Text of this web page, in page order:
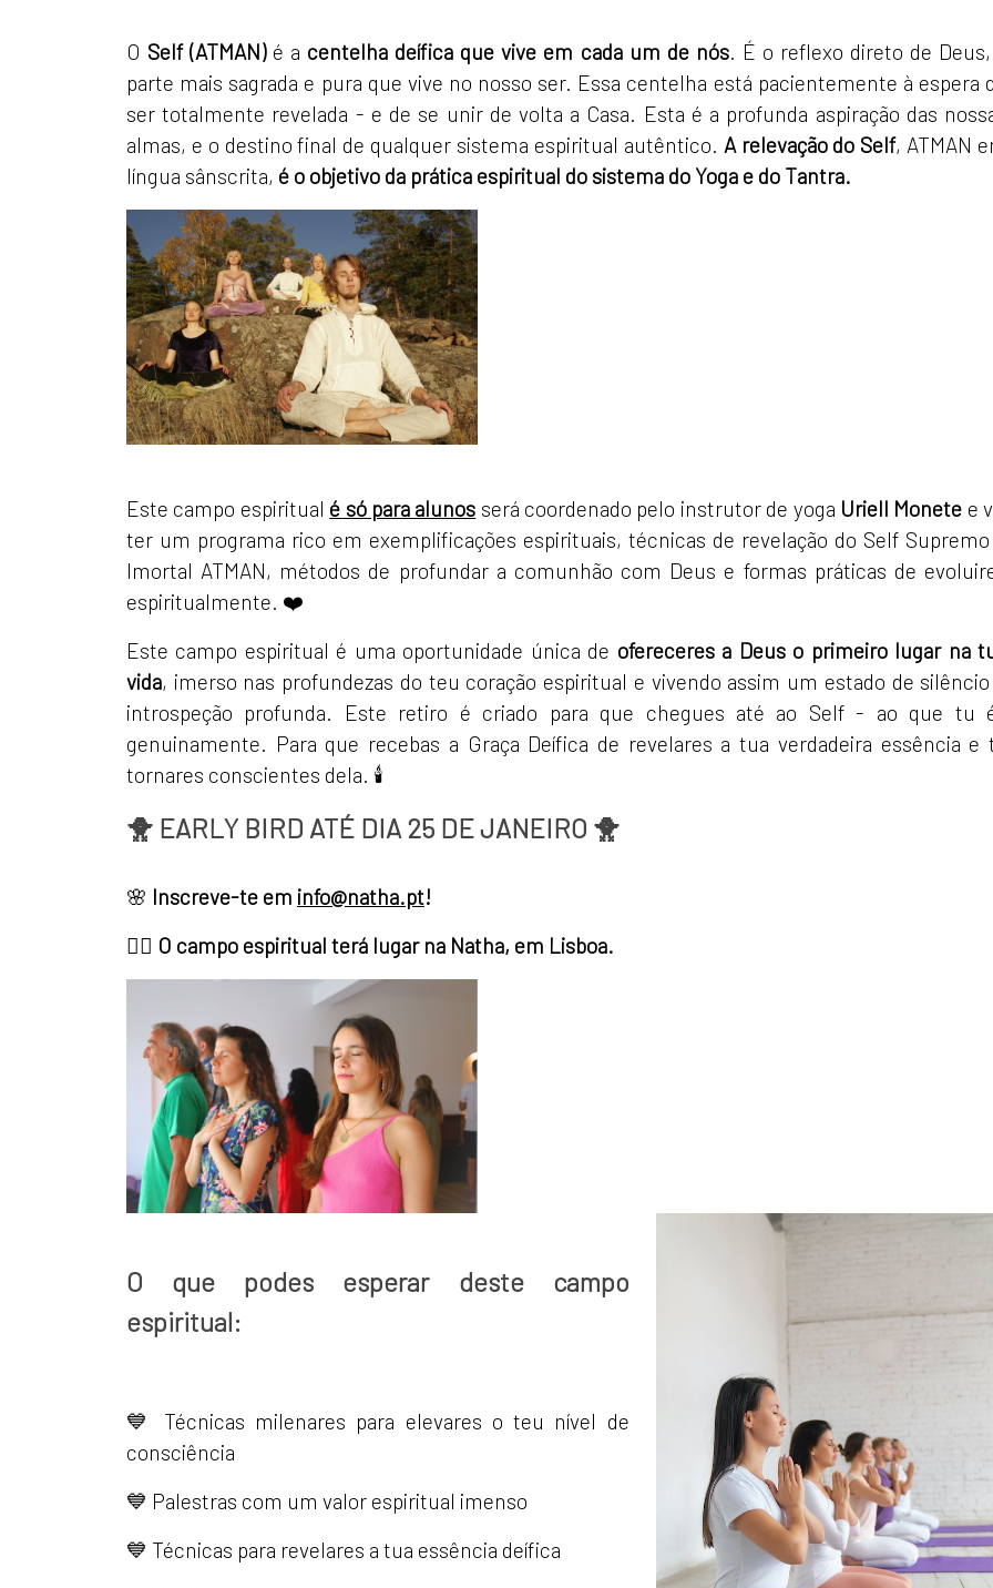
O Self (ATMAN) é a centelha deífica que vive em cada um de nós. É o reflexo direto de
parte mais sagrada e pura que vive no nosso ser. Essa centelha está pacientemente à espera
ser totalmente revelada - e de se unir de volta a Casa. Esta é a profunda aspiração das
almas, e o destino final de qualquer sistema espiritual autêntico. A relevação do Self, ATMAN
língua sânscrita, é o objetivo da prática espiritual do sistema do Yoga e do Tantra.
Este campo espiritual é só para alunos será coordenado pelo instrutor de yoga Uriell Monete e
ter um programa rico em exemplificações espirituais, técnicas de revelação do Self
Imortal ATMAN, métodos de profundar a comunhão com Deus e formas práticas de
espiritualmente. ❤️
Este campo espiritual é uma oportunidade única de ofereceres a Deus o primeiro lugar na
vida, imerso nas profundezas do teu coração espiritual e vivendo assim um estado de
introspeção profunda. Este retiro é criado para que chegues até ao Self - ao que tu
genuinamente. Para que recebas a Graça Deífica de revelares a tua verdadeira essência e
tornares conscientes dela. 🕯
🐥 EARLY BIRD ATÉ DIA 25 DE JANEIRO 🐥
🌸 Inscreve-te em info@natha.pt!
👉🏼 O campo espiritual terá lugar na Natha, em Lisboa.
O que podes esperar deste campo
espiritual:
💙 Técnicas milenares para elevares o teu nível de
consciência
💙 Palestras com um valor espiritual imenso
💙 Técnicas para revelares a tua essência deífica